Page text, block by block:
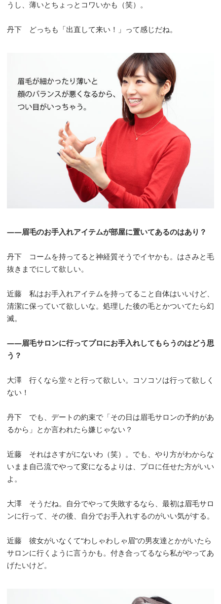
うし、薄いとちょっとコワいかも（笑）。
丹下 どっちも「出直して来い！」って感じだね。
――眉毛のお手入れアイテムが部屋に置いてあるのはあり？
丹下 コームを持ってると神経質そうでイヤかも。はさみと毛
抜きまでにして欲しい。
近藤 私はお手入れアイテムを持ってること自体はいいけど、
清潔に保っていて欲しいな。処理した後の毛とかついてたら幻
滅。
――眉毛サロンに行ってプロにお手入れしてもらうのはどう思
う？
大澤 行くなら堂々と行って欲しい。コソコソは行って欲しく
ない！
丹下 でも、デートの約束で「その日は眉毛サロンの予約があ
るから」とか言われたら嫌じゃない？
近藤 それはさすがにないわ（笑）。でも、やり方がわからな
いまま自己流でやって変になるよりは、プロに任せた方がいい
よ。
大澤 そうだね。自分でやって失敗するなら、最初は眉毛サロ
ンに行って、その後、自分でお手入れするのがいい気がする。
近藤 彼女がいなくて“わしゃわしゃ眉”の男友達とかがいたら
サロンに行くように言うかも。付き合ってるなら私がやってあ
げたいけど。